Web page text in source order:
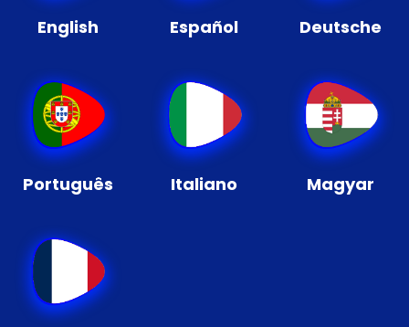
English Español Deutsche
Português Italiano Magyar